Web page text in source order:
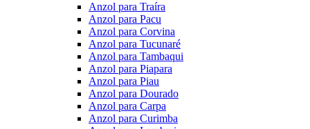
Anzol para Traíra
Anzol para Pacu
Anzol para Corvina
Anzol para Tucunaré
Anzol para Tambaqui
Anzol para Piapara
Anzol para Piau
Anzol para Dourado
Anzol para Carpa
Anzol para Curimba